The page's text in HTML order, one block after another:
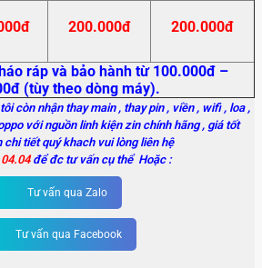
200.000đ 200.000đ
ráp và bảo hành từ 100.000đ –
(tùy theo dòng máy).
còn nhận thay main, thay pin , viền , wifi , loa ,
với nguồn linh kiện zin chính hãng , giá tốt
chi tiết quý khach vui lòng liên hệ
để đc tư vấn cụ thể Hoặc :
Tư vấn qua Zalo
Tư vấn qua Facebook